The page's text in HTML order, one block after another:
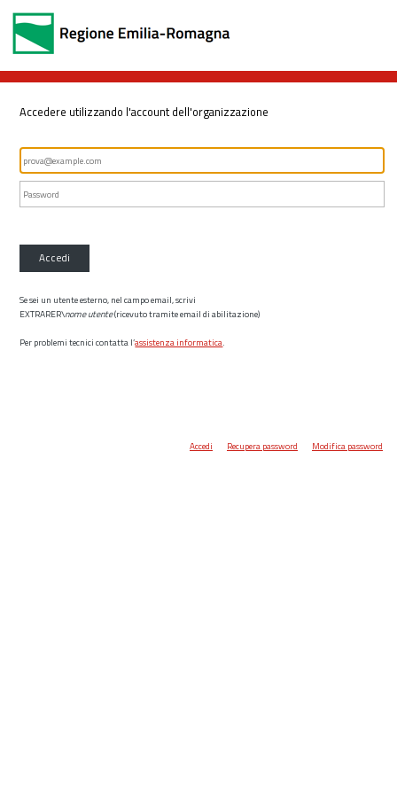
Accedere utilizzando l'account dell'organizzazione
Accedi
Se sei un utente esterno, nel campo email, scrivi
EXTRARER\nome utente(ricevuto tramite email di abilitazione)
Per problemi tecnici contatta l’assistenza informatica.
Accedi Recupera password Modifica password